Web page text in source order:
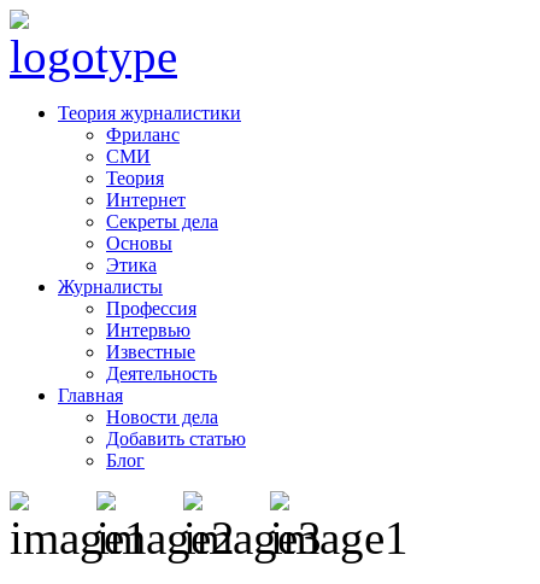
Теория журналистики
Фриланс
СМИ
Теория
Интернет
Секреты дела
Основы
Этика
Журналисты
Профессия
Интервью
Известные
Деятельность
Главная
Новости дела
Добавить статью
Блог